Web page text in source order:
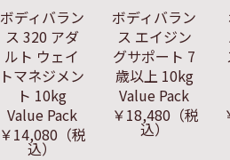
ボディバラン
ス 320 アダ
ルト ウェイ
トマネジメン
ト 10kg
Value Pack
￥14,080 （税
込）
ボディバラン
ス エイジン
グサポート 7
歳以上 10kg
Value Pack
￥18,480 （税
込）